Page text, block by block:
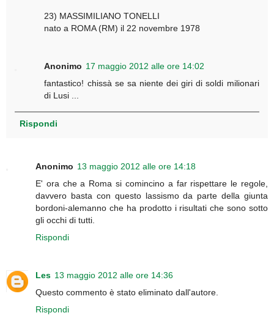
23) MASSIMILIANO TONELLI
nato a ROMA (RM) il 22 novembre 1978
Anonimo 17 maggio 2012 alle ore 14:02
fantastico! chissà se sa niente dei giri di soldi milionari
di Lusi ...
Rispondi
Anonimo 13 maggio 2012 alle ore 14:18
E' ora che a Roma si comincino a far rispettare le regole,
davvero basta con questo lassismo da parte della giunta
bordoni-alemanno che ha prodotto i risultati che sono sotto
gli occhi di tutti.
Rispondi
Les 13 maggio 2012 alle ore 14:36
Questo commento è stato eliminato dall'autore.
Rispondi